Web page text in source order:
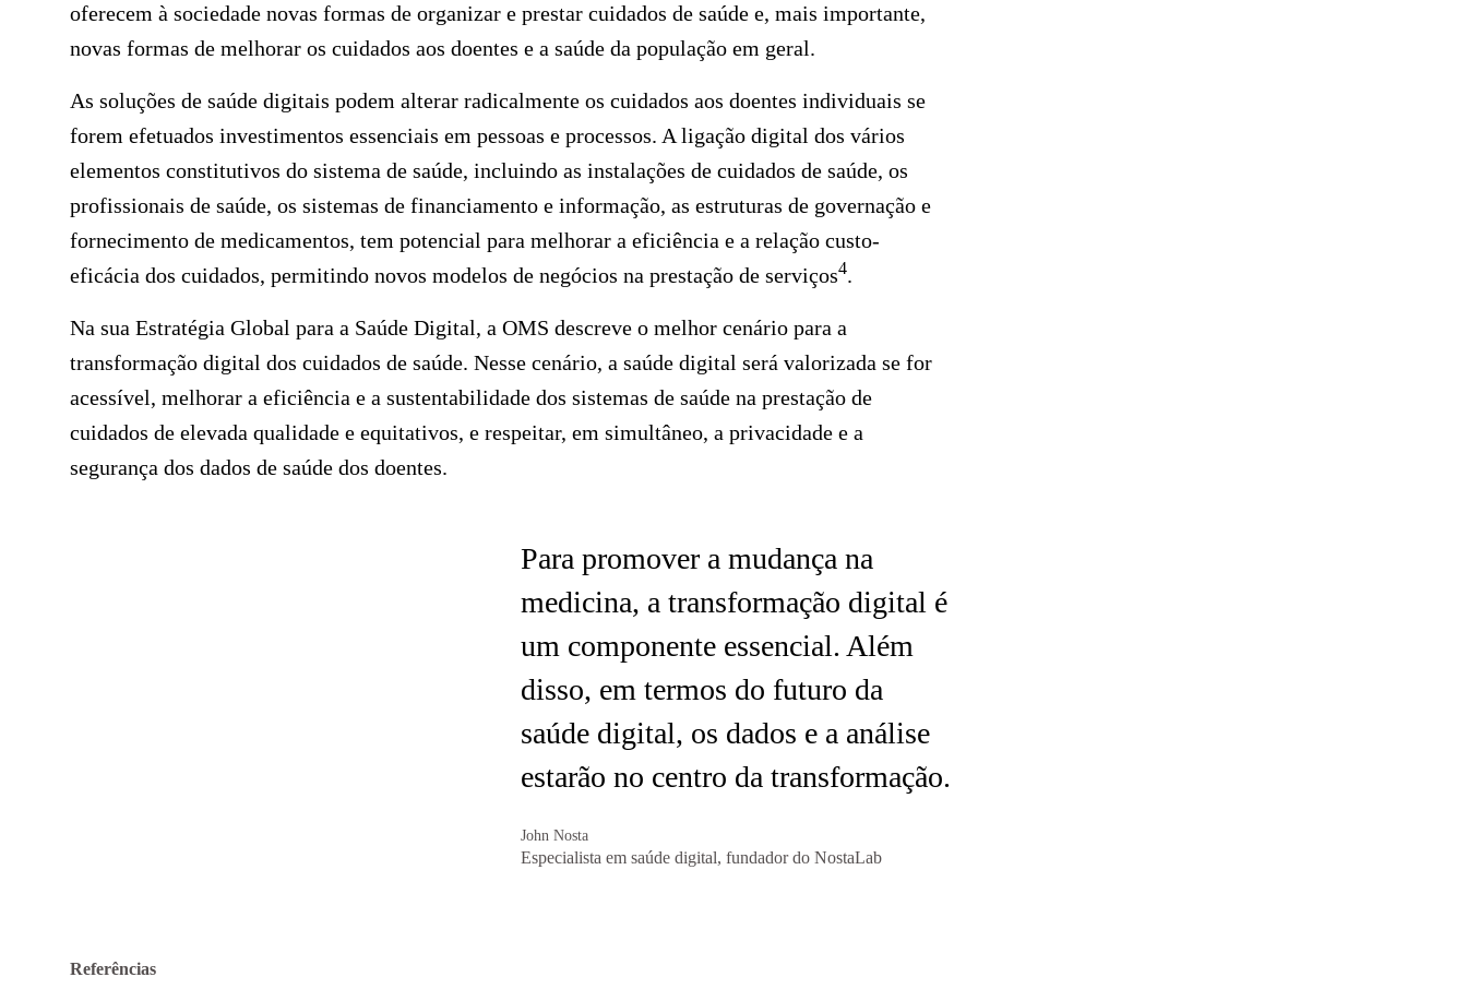
oferecem à sociedade novas formas de organizar e prestar cuidados de saúde e, mais importante,
novas formas de melhorar os cuidados aos doentes e a saúde da população em geral.
As soluções de saúde digitais podem alterar radicalmente os cuidados aos doentes individuais se
forem efetuados investimentos essenciais em pessoas e processos. A ligação digital dos vários
elementos constitutivos do sistema de saúde, incluindo as instalações de cuidados de saúde, os
profissionais de saúde, os sistemas de financiamento e informação, as estruturas de governação e
fornecimento de medicamentos, tem potencial para melhorar a eficiência e a relação custo-
eficácia dos cuidados, permitindo novos modelos de negócios na prestação de serviços4.
Na sua Estratégia Global para a Saúde Digital, a OMS descreve o melhor cenário para a
transformação digital dos cuidados de saúde. Nesse cenário, a saúde digital será valorizada se for
acessível, melhorar a eficiência e a sustentabilidade dos sistemas de saúde na prestação de
cuidados de elevada qualidade e equitativos, e respeitar, em simultâneo, a privacidade e a
segurança dos dados de saúde dos doentes.
Para promover a mudança na
medicina, a transformação digital é
um componente essencial. Além
disso, em termos do futuro da
saúde digital, os dados e a análise
estarão no centro da transformação.
John Nosta
Especialista em saúde digital, fundador do NostaLab
Referências